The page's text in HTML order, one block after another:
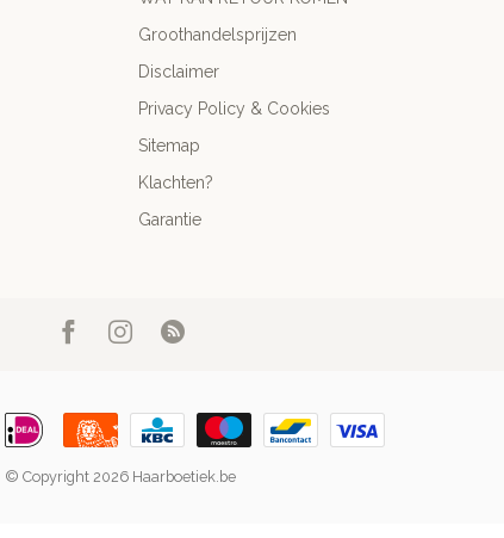
Groothandelsprijzen
Disclaimer
Privacy Policy & Cookies
Sitemap
Klachten?
Garantie
© Copyright 2026 Haarboetiek.be